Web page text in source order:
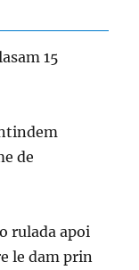
15
de
rulada apoi
le dam prin